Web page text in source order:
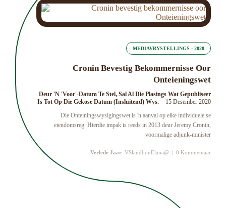
MEDIAVRYSTELLINGS - 2020
Cronin Bevestig Bekommernisse Oor
Onteieningswet
Deur 'n 'Voor'-Datum Te Stel, Sal Al Die Plasings Wat Gepubliseer
Is Tot Op Die Gekose Datum (insluitend) Wys.
15 Desember 2020
Die Onteiningswysigingswet is 'n aanval op elke individuele se
eiendomsreg. Hierdie impak is reeds in 2013 deur Jeremy Cronin,
voormalige adjunk-minister
Verlede Jaar VSlandbouElana@ | 0 Kommentaar